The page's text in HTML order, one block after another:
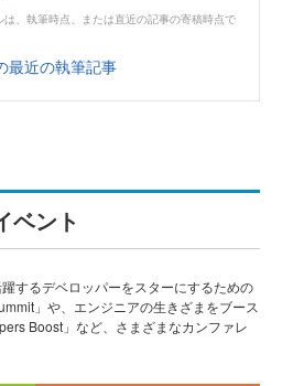
は、執筆時点、または直近の記事の寄稿時点で
最近の執筆記事
ベント
するデベロッパーをスターにするための
」や、エンジニアの生きざまをブース
Boost」など、さまざまなカンファレ